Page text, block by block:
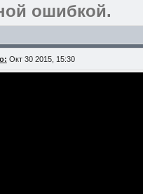
ошибкой.
Окт 30 2015, 15:30